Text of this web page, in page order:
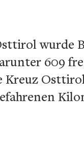
wurde
609
Kreuz